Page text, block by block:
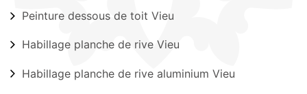
Peinture dessous de toit Vieu
Habillage planche de rive Vieu
Habillage planche de rive aluminium Vieu